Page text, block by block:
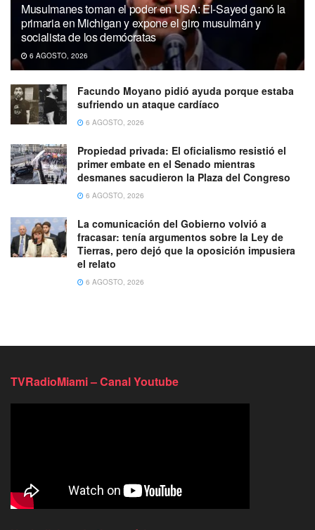
Musulmanes toman el poder en USA: El-Sayed ganó la
primaria en Michigan y expone el giro musulmán y
socialista de los demócratas
6 AGOSTO, 2026
Facundo Moyano pidió ayuda porque estaba
sufriendo un ataque cardíaco
6 AGOSTO, 2026
Propiedad privada: El oficialismo resistió el
primer embate en el Senado mientras
desmanes sacudieron la Plaza del Congreso
6 AGOSTO, 2026
La comunicación del Gobierno volvió a
fracasar: tenía argumentos sobre la Ley de
Tierras, pero dejó que la oposición impusiera
el relato
6 AGOSTO, 2026
TVRadioMiami – Canal Youtube